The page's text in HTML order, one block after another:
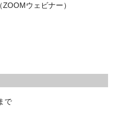
ウェビナー）
で